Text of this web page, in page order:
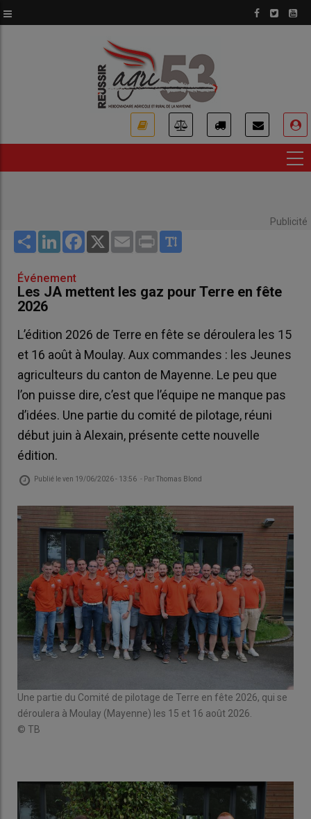
au
Publicité
Share LinkedInFacebook
X Email Print
Événement
Les JA mettent les gaz pour Terre en fête
2026
L’édition 2026 de Terre en fête se déroulera les 15
et 16 août à Moulay. Aux commandes : les Jeunes
agriculteurs du canton de Mayenne. Le peu que
l’on puisse dire, c’est que l’équipe ne manque pas
d’idées. Une partie du comité de pilotage, réuni
début juin à Alexain, présente cette nouvelle
édition.
Publié leven 19/06/2026 - 13:56 - ParThomas Blond
Une partie du Comité de pilotage de Terre en fête 2026, qui se
déroulera à Moulay (Mayenne) les 15 et 16 août 2026.
© TB